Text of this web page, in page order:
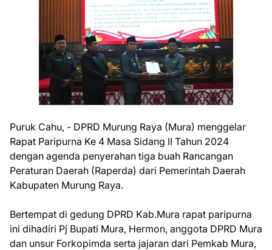
Puruk Cahu, - DPRD Murung Raya (Mura) menggelar
Rapat Paripurna Ke 4 Masa Sidang II Tahun 2024
dengan agenda penyerahan tiga buah Rancangan
Peraturan Daerah (Raperda) dari Pemerintah Daerah
Kabupaten Murung Raya.
Bertempat di gedung DPRD Kab.Mura rapat paripurna
ini dihadiri Pj Bupati Mura, Hermon, anggota DPRD Mura
dan unsur Forkopimda serta jajaran dari Pemkab Mura,